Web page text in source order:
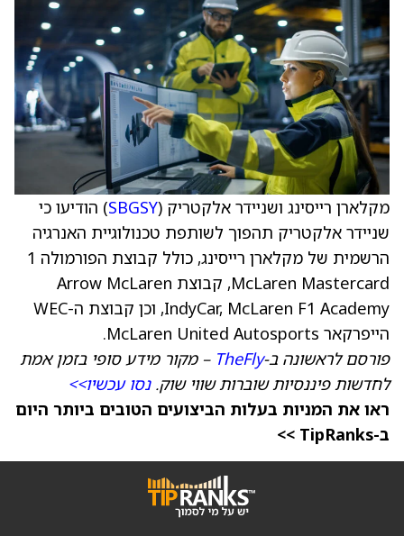
מקלארן רייסינג ושניידר אלקטריק (SBGSY) הודיעו כי
שניידר אלקטריק תהפוך לשותפת טכנולוגיית האנרגיה
הרשמית של מקלארן רייסינג, כולל קבוצת הפורמולה 1
McLaren Mastercard, קבוצת Arrow McLaren
IndyCar, McLaren F1 Academy, וכן קבוצת ה-WEC
הייפרקאר McLaren United Autosports.
פורסם לראשונה ב-TheFly – מקור מידע סופי בזמן אמת
לחדשות פיננסיות שוברות שווי שוק.נסו עכשיו>>
ראו את המניות בעלות הביצועים הטובים ביותר היום
ב-TipRanks >>